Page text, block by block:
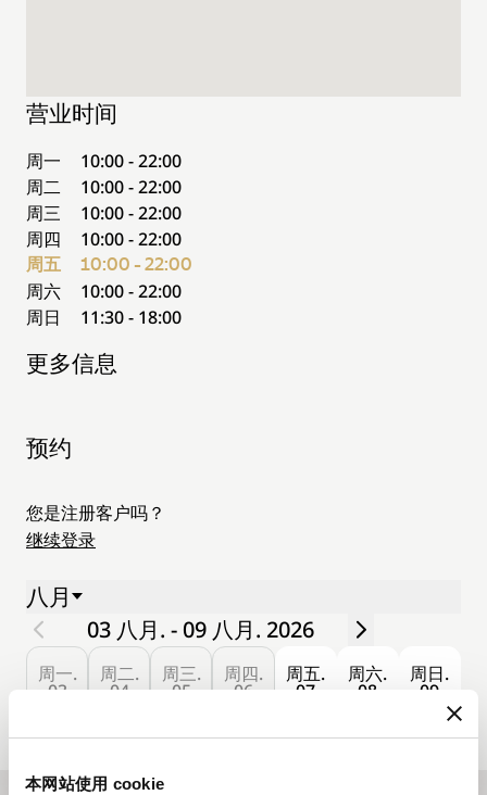
本网站使用 cookie
营业时间
周一
10:00 - 22:00
周二
10:00 - 22:00
周三
10:00 - 22:00
周四
10:00 - 22:00
周五 10:00 - 22:00
周六
10:00 - 22:00
周日
11:30 - 18:00
更多信息
预约
您是注册客户吗？
继续登录
八月
03 八月. - 09 八月. 2026
周一.
03
周二.
04
周三.
05
周四.
06
周五.
07
周六.
08
周日.
09